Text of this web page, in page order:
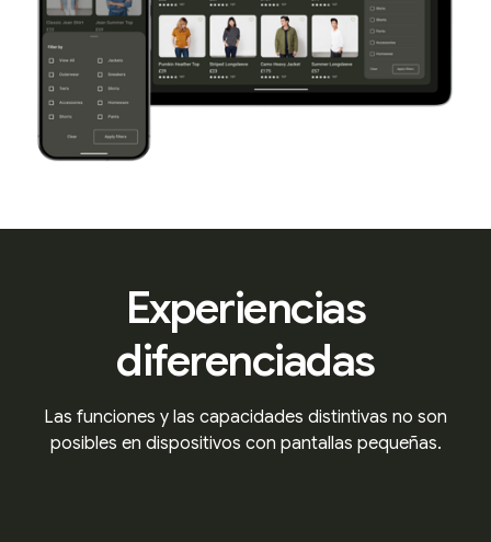
Experiencias
diferenciadas
Las funciones y las capacidades distintivas no son
posibles en dispositivos con pantallas pequeñas.